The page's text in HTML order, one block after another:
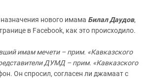
нового имама Билал Даудов,
в Facebook, как это происходило.
имам мечети – прим. «Кавказского
ДУМД – прим. «Кавказского
Он спросил, согласен ли джамаат с